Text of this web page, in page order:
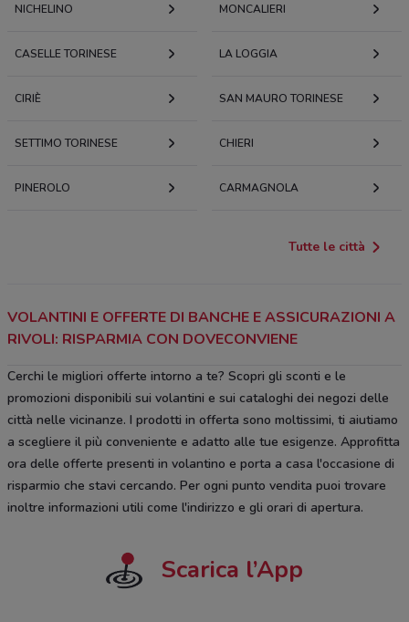
NICHELINO MONCALIERI
CASELLE TORINESE LA LOGGIA
CIRIÈ SAN MAURO TORINESE
SETTIMO TORINESE CHIERI
PINEROLO CARMAGNOLA
Tutte le città
VOLANTINI E OFFERTE DI BANCHE E ASSICURAZIONI A
RIVOLI: RISPARMIA CON DOVECONVIENE
Cerchi le migliori offerte intorno a te? Scopri gli sconti e le
promozioni disponibili sui volantini e sui cataloghi dei negozi delle
città nelle vicinanze. I prodotti in offerta sono moltissimi, ti aiutiamo
a scegliere il più conveniente e adatto alle tue esigenze. Approfitta
ora delle offerte presenti in volantino e porta a casa l'occasione di
risparmio che stavi cercando. Per ogni punto vendita puoi trovare
inoltre informazioni utili come l'indirizzo e gli orari di apertura.
Scarica l’App